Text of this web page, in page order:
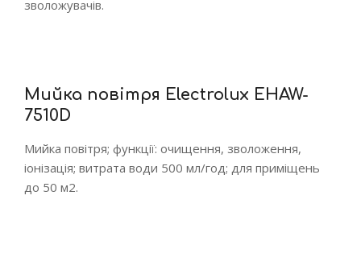
зволожувачів.
Мийка повітря Electrolux EHAW-
7510D
Мийка повітря; функції: очищення, зволоження,
іонізація; витрата води 500 мл/год; для приміщень
до 50 м2.